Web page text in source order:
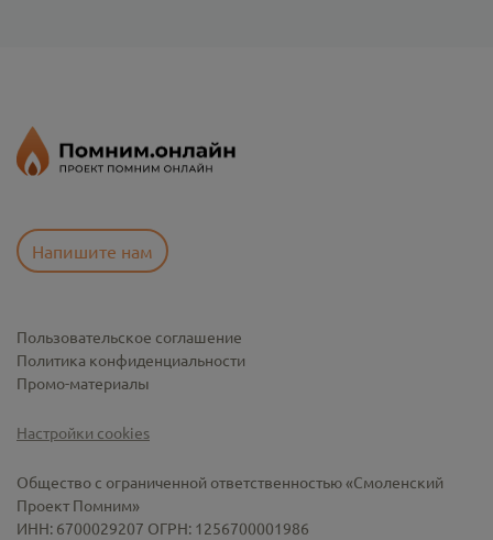
Напишите нам
Пользовательское соглашение
Политика конфиденциальности
Промо-материалы
Настройки cookies
Общество с ограниченной ответственностью «Смоленский
Проект Помним»
ИНН: 6700029207 ОГРН: 1256700001986